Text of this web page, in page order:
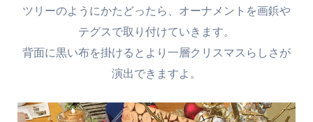
ツリーのようにかたどったら、オーナメントを画鋲や
テグスで取り付けていきます。
背面に黒い布を掛けるとより一層クリスマスらしさが
演出できますよ。